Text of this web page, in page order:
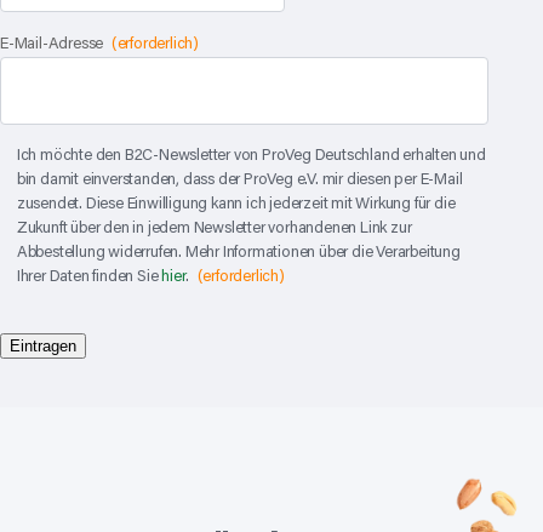
E-Mail-Adresse (erforderlich)
Ich möchte den B2C-Newsletter von ProVeg Deutschland erhalten und
bin damit einverstanden, dass der ProVeg e.V. mir diesen per E-Mail
zusendet. Diese Einwilligung kann ich jederzeit mit Wirkung für die
Zukunft über den in jedem Newsletter vorhandenen Link zur
Abbestellung widerrufen. Mehr Informationen über die Verarbeitung
Ihrer Daten finden Sie hier. (erforderlich)
Eintragen